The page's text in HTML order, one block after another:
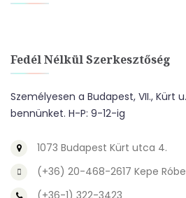
Fedél Nélkül Szerkesztőség
Személyesen a Budapest, VII., Kürt
bennünket. H-P: 9-12-ig
1073 Budapest Kürt utca 4.
(+36) 20-468-2617 Kepe
(+36-1) 322-3423